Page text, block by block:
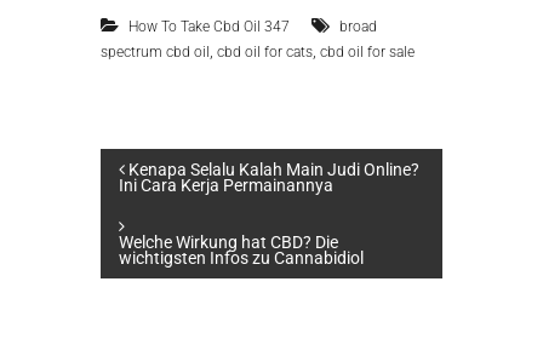
How To Take Cbd Oil 347
broad
spectrum cbd oil ,cbd oil for cats,cbd oil for sale
P
o
s
Kenapa Selalu Kalah Main Judi Online?
Ini Cara Kerja Permainannya
Welche Wirkung hat CBD? Die
wichtigsten Infos zu Cannabidiol